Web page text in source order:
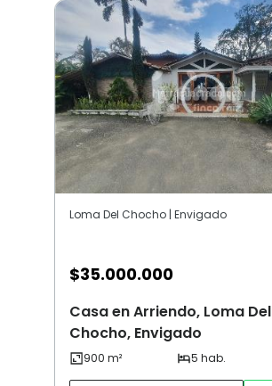
Loma Del Chocho | Envigado
$35.000.000
Casa en Arriendo, Loma Del
Chocho, Envigado